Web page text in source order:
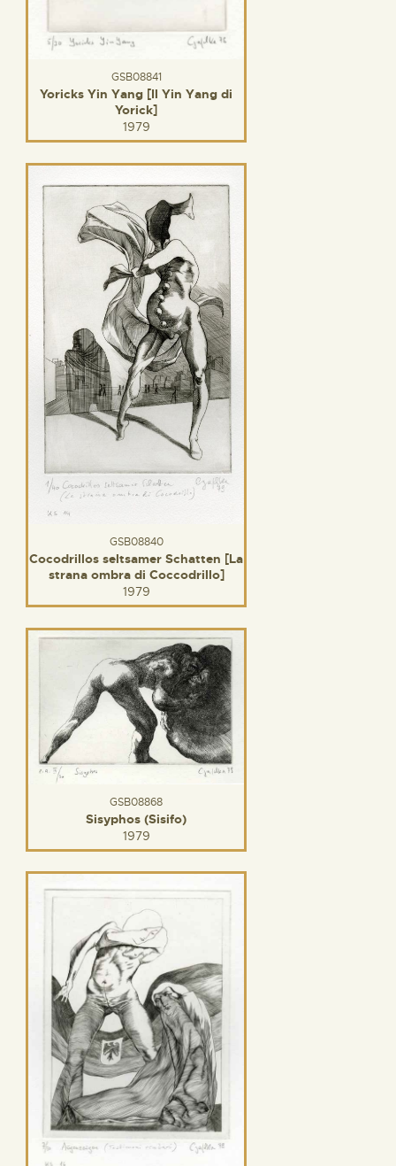
GSB08841
Yoricks Yin Yang [Il Yin Yang di
Yorick]
1979
GSB08840
Cocodrillos seltsamer Schatten [La
strana ombra di Coccodrillo]
1979
GSB08868
Sisyphos (Sisifo)
1979